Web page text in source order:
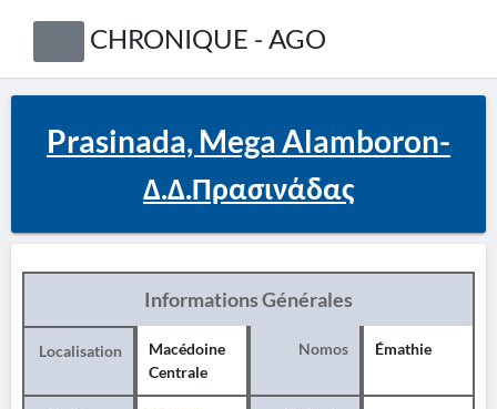
CHRONIQUE - AGO
Prasinada, Mega Alamboron-
Δ.Δ.Πρασινάδας
Informations Générales
Localisation
Macédoine
Centrale
Nomos Émathie